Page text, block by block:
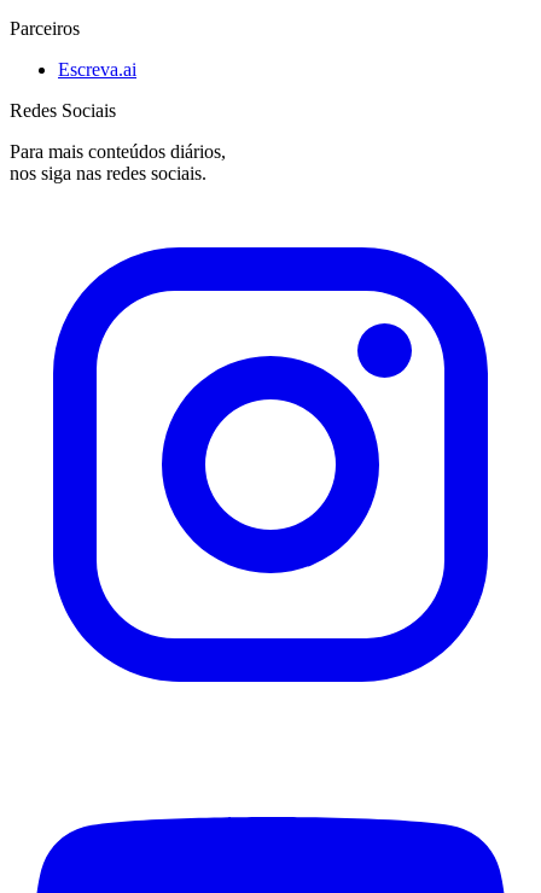
Parceiros
Escreva.ai
Redes Sociais
Para mais conteúdos diários,
nos siga nas redes sociais.